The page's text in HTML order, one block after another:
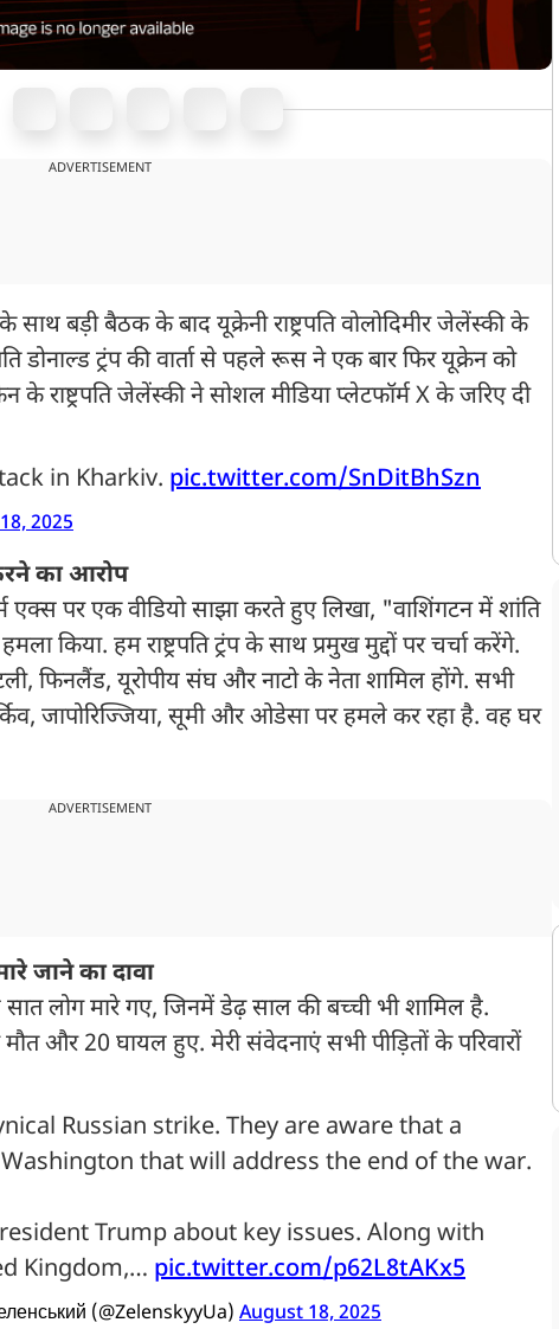
ADVERTISEMENT
साथ बड़ी बैठक के बाद यूक्रेनी राष्ट्रपति वोलोदिमीर जेलेंस्की के
डोनाल्ड ट्रंप की वार्ता से पहले रूस ने एक बार फिर यूक्रेन को
के राष्ट्रपति जेलेंस्की ने सोशल मीडिया प्लेटफॉर्म X के जरिए दी
in Kharkiv. pic.twitter.com/SnDitBhSzn
2025
का आरोप
एक्स पर एक वीडियो साझा करते हुए लिखा, "वाशिंगटन में शांति
हम राष्ट्रपति ट्रंप के साथ प्रमुख मुद्दों पर चर्चा करेंगे.
फिनलैंड, यूरोपीय संघ और नाटो के नेता शामिल होंगे. सभी
जापोरिज्जिया, सूमी और ओडेसा पर हमले कर रहा है. वह घर
ADVERTISEMENT
जाने का दावा
लोग मारे गए, जिनमें डेढ़ साल की बच्ची भी शामिल है.
और 20 घायल हुए. मेरी संवेदनाएं सभी पीड़ितों के परिवारों
Russian strike. They are aware that a
that will address the end of the war.
Trump about key issues. Along with
Kingdom,… pic.twitter.com/p62L8tAKx5
(@ZelenskyyUa) August 18, 2025